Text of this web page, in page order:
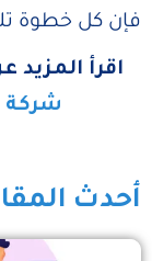
فإن كل خطوة
اقرأ المزيد
شركة Selynk نظم سداد متعدده
أحدث